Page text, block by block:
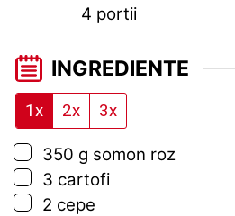
4 portii
INGREDIENTE
1x 2x 3x
▢
350 g somon roz
▢
3 cartofi
▢
2 cepe